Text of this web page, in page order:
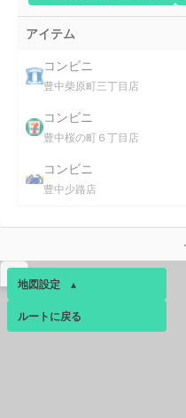
アイテム
コンビニ
豊中柴原町三丁目店
コンビニ
豊中桜の町６丁目店
コンビニ
豊中少路店
地図設定 ▴
ベース ▴
ルートに戻る